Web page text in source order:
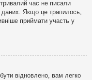
час не писали
Якщо це трапилось,
приймати участь у
відновлено, вам легко